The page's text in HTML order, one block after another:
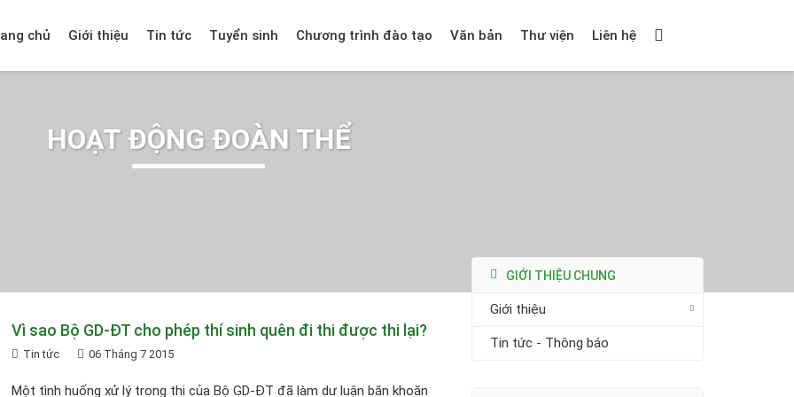
chủ Giới thiệu Tin tức Tuyển sinh Chương trình đào tạo Văn bản Thư viện Liên hệ
HOẠT ĐỘNG ĐOÀN THỂ
Vì sao Bộ GD-ĐT cho phép thí sinh quên đi thi được thi lại?
Tin tức 06 Tháng 7 2015
Một tình huống xử lý trong thi của Bộ GD-ĐT đã làm dư luận băn khoăn
GIỚI THIỆU CHUNG
Giới thiệu
Tin tức - Thông báo